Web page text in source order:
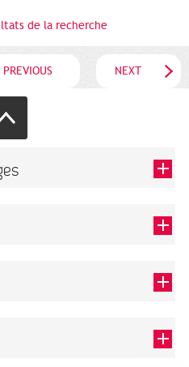
de la recherche
PREVIOUS NEXT